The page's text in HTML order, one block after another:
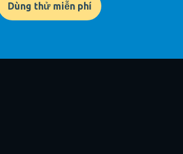
Dùng thử miễn phí